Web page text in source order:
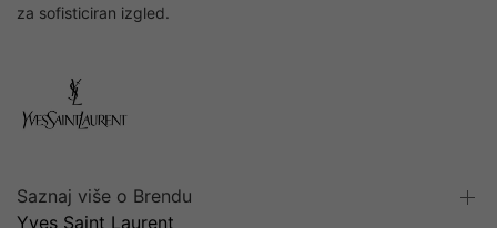
za sofisticiran izgled.
Saznaj više o Brendu
Yves Saint Laurent